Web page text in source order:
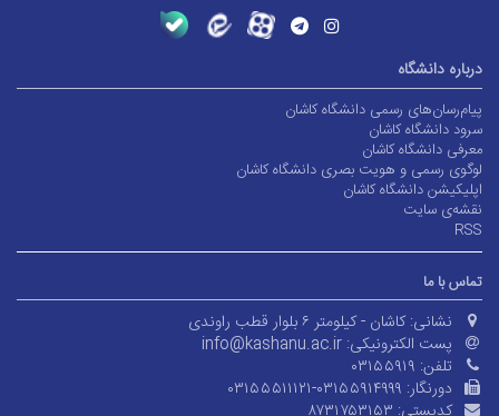
درباره دانشگاه
پیام‌رسان‌های رسمی دانشگاه کاشان
سرود دانشگاه کاشان
معرفی دانشگاه کاشان
لوگوی رسمی و هویت بصری دانشگاه کاشان
اپلیکیشن دانشگاه کاشان
نقشه‌ی سایت
RSS
تماس با ما
نشانی: کاشان - کیلومتر ۶ بلوار قطب راوندی
پست الکترونیکی: info@kashanu.ac.ir
تلفن: ۰۳۱۵۵۹۱۹
دورنگار: ۰۳۱۵۵۵۱۱۱۲۱-۰۳۱۵۵۹۱۴۹۹۹